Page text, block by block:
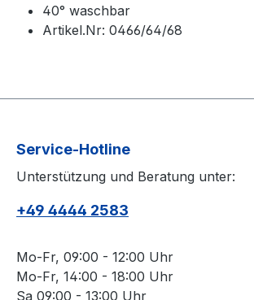
40° waschbar
Artikel.Nr: 0466/64/68
Service-Hotline
Unterstützung und Beratung unter:
+49 4444 2583
Mo-Fr, 09:00 - 12:00 Uhr
Mo-Fr, 14:00 - 18:00 Uhr
Sa 09:00 - 13:00 Uhr